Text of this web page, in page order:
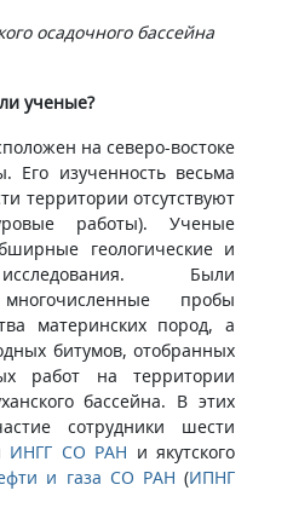
осадочного бассейна
ученые?
на северо-востоке
Его изученность весьма
территории отсутствуют
работы). Ученые
геологические и
Были
пробы
материнских пород, а
битумов, отобранных
работ на территории
бассейна. В этих
сотрудники шести
ИНГГ СО РАН и якутского
и газа СО РАН (ИПНГ